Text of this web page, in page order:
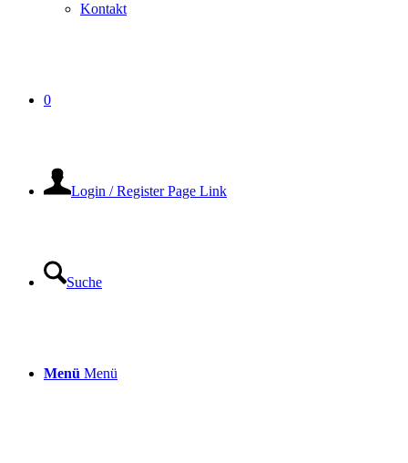
Kontakt
0
Login / Register Page Link
Suche
Menü Menü